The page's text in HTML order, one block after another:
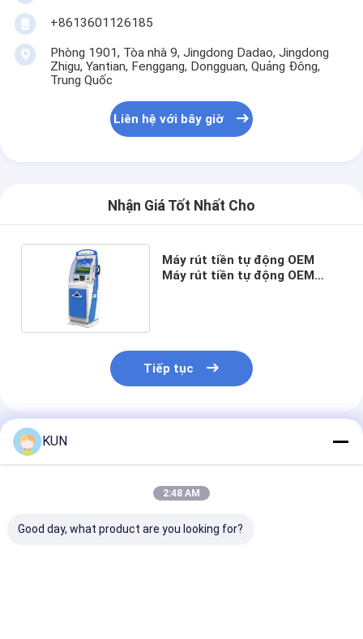
+8613601126185
Phòng 1901, Tòa nhà 9, Jingdong Dadao, Jingdong
Zhigu, Yantian, Fenggang, Dongguan, Quảng Đông,
Trung Quốc
Liên hệ với bây giờ
Nhận Giá Tốt Nhất Cho
Máy rút tiền tự động OEM
Máy rút tiền tự động OEM
Tiếp tục
Sản Phẩm Khuyến Cáo
KUN
2:48 AM
Good day, what product are you looking for?